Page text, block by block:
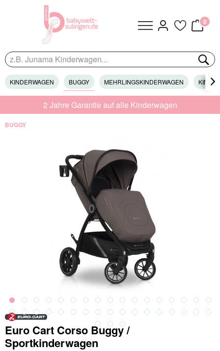
0
KINDERWAGEN BUGGY MEHRLINGSKINDERWAGEN 
2 Jahre Garantie auf alle Kinderwagen
BUGGY
Euro Cart Corso Buggy /
Sportkinderwagen